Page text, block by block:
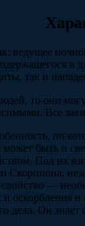
ведущее
в
так и
то они
Все
по
может быть и
Под их
Скорпиона,
—
оскорбления
дела. Он